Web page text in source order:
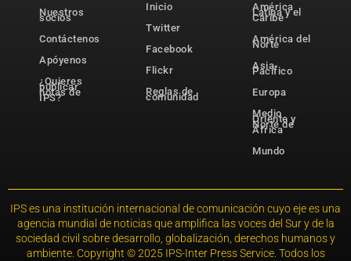
Nuestros
socios
Contáctenos
Apóyenos
¿Quieres
publicar
notas de
IPS?
Inicio
Twitter
Facebook
Flickr
Reglas de
comunidad
América
Latina y el
Caribe
América del
Norte
Asia-
Pacífico
Europa
Medio
Oriente y
Norte de
África
Mundo
IPS es una institución internacional de comunicación cuyo eje es una
agencia mundial de noticias que amplifica las voces del Sur y de la
sociedad civil sobre desarrollo, globalización, derechos humanos y
ambiente. Copyright © 2025 IPS-Inter Press Service. Todos los